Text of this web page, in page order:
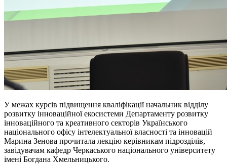
У межах курсів підвищення кваліфікації начальник відділу
розвитку інноваційної екосистеми Департаменту розвитку
інноваційного та креативного секторів Українського
національного офісу інтелектуальної власності та інновацій
Марина Зенова прочитала лекцію керівникам підрозділів,
завідувачам кафедр Черкаського національного університету
імені Богдана Хмельницького.